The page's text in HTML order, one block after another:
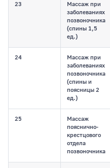
23
Массаж при
заболеваниях
позвоночника
(спины 1,5
ед.)
24
Массаж при
заболеваниях
позвоночника
(спины и
поясницы 2
ед.)
25
Массаж
пояснично-
крестцового
отдела
позвоночника